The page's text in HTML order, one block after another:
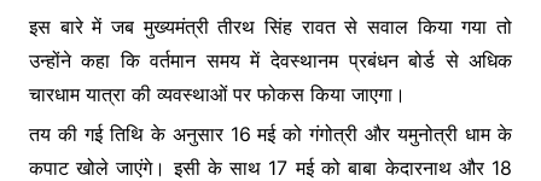
इस बारे में जब मुख्यमंत्री तीरथ सिंह रावत से सवाल किया गया तो
उन्होंने कहा कि वर्तमान समय में देवस्थानम प्रबंधन बोर्ड से अधिक
चारधाम यात्रा की व्यवस्थाओं पर फोकस किया जाएगा।
तय की गई तिथि के अनुसार 16 मई को गंगोत्री और यमुनोत्री धाम के
कपाट खोले जाएंगे। इसी के साथ 17 मई को बाबा केदारनाथ और 18